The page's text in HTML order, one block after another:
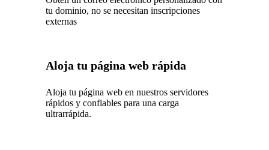
tu dominio, no se necesitan inscripciones
externas
Aloja tu página web rápida
Aloja tu página web en nuestros servidores
rápidos y confiables para una carga
ultrarrápida.